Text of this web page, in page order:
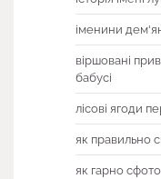
іменини
віршовані
бабусі
лісові ягоди
як правильно
як гарно